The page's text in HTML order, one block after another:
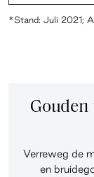
*Stand: Juli 2021;
Verreweg de
en